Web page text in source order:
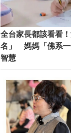
全台家長都該看看
名」 媽媽「佛系一
智慧